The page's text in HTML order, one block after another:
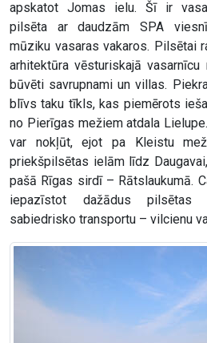
apskatot Jomas ielu. Šī ir
pilsēta ar daudzām SPA
mūziku vasaras vakaros. Pilsētai
arhitektūra vēsturiskajā
būvēti savrupnami un villas.
blīvs taku tīkls, kas piemērots
no Pierīgas mežiem atdala
var nokļūt, ejot pa Kleistu
priekšpilsētas ielām līdz
pašā Rīgas sirdī – Rātslaukumā.
iepazīstot dažādus pilsētas
sabiedrisko transportu – vilcienu